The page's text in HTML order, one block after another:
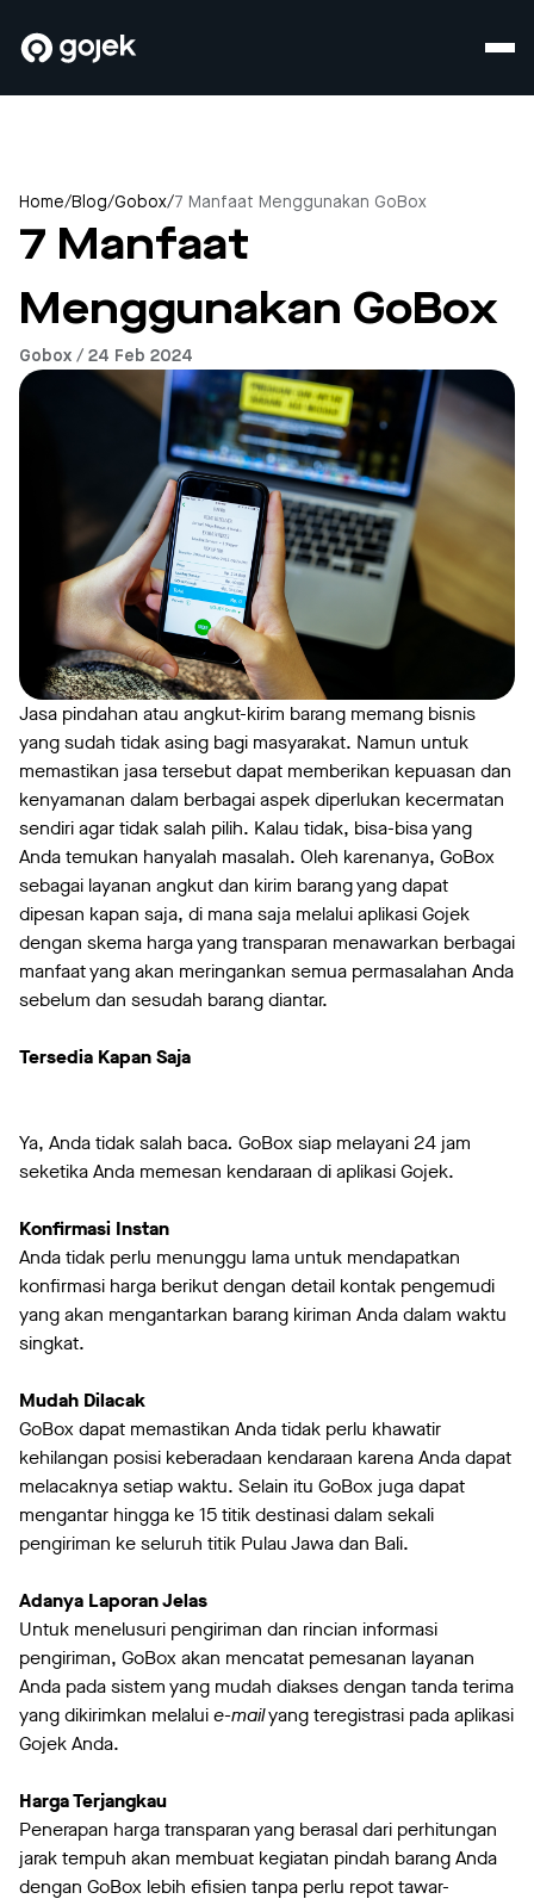
Home/Blog/Gobox/7 Manfaat Menggunakan GoBox
7 Manfaat
Menggunakan GoBox
Gobox / 24 Feb 2024
Jasa pindahan atau angkut-kirim barang memang bisnis
yang sudah tidak asing bagi masyarakat. Namun untuk
memastikan jasa tersebut dapat memberikan kepuasan dan
kenyamanan dalam berbagai aspek diperlukan kecermatan
sendiri agar tidak salah pilih. Kalau tidak, bisa-bisa yang
Anda temukan hanyalah masalah. Oleh karenanya, GoBox
sebagai layanan angkut dan kirim barang yang dapat
dipesan kapan saja, di mana saja melalui aplikasi Gojek
dengan skema harga yang transparan menawarkan berbagai
manfaat yang akan meringankan semua permasalahan Anda
sebelum dan sesudah barang diantar.
Tersedia Kapan Saja
Ya, Anda tidak salah baca. GoBox siap melayani 24 jam
seketika Anda memesan kendaraan di aplikasi Gojek.
Konfirmasi Instan
Anda tidak perlu menunggu lama untuk mendapatkan
konfirmasi harga berikut dengan detail kontak pengemudi
yang akan mengantarkan barang kiriman Anda dalam waktu
singkat.
Mudah Dilacak
GoBox dapat memastikan Anda tidak perlu khawatir
kehilangan posisi keberadaan kendaraan karena Anda dapat
melacaknya setiap waktu. Selain itu GoBox juga dapat
mengantar hingga ke 15 titik destinasi dalam sekali
pengiriman ke seluruh titik Pulau Jawa dan Bali.
Adanya Laporan Jelas
Untuk menelusuri pengiriman dan rincian informasi
pengiriman, GoBox akan mencatat pemesanan layanan
Anda pada sistem yang mudah diakses dengan tanda terima
yang dikirimkan melaluie-mailyang teregistrasi pada aplikasi
Gojek Anda.
Harga Terjangkau
Penerapan harga transparan yang berasal dari perhitungan
jarak tempuh akan membuat kegiatan pindah barang Anda
dengan GoBox lebih efisien tanpa perlu repot tawar-